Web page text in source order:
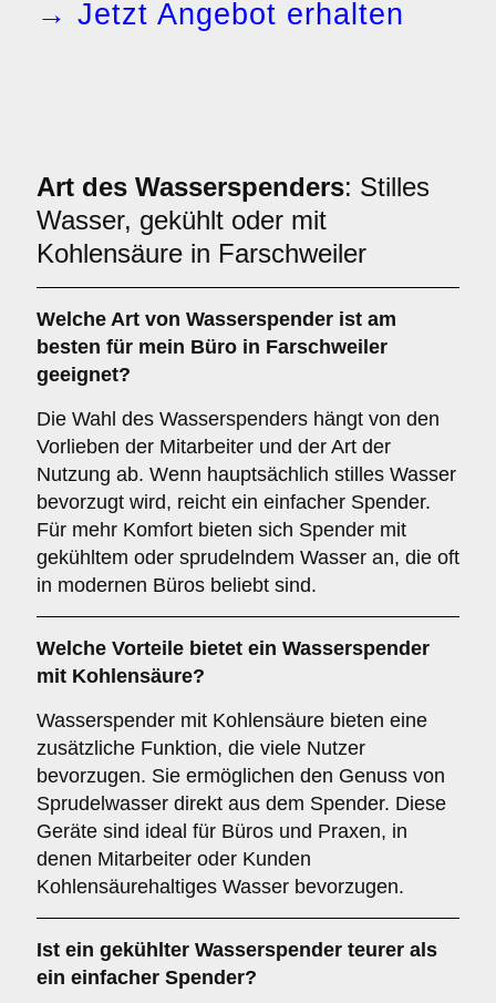
→ Jetzt Angebot erhalten
Art des Wasserspenders: Stilles
Wasser, gekühlt oder mit
Kohlensäure in Farschweiler
Welche Art von Wasserspender ist am
besten für mein Büro in Farschweiler
geeignet?
Die Wahl des Wasserspenders hängt von den
Vorlieben der Mitarbeiter und der Art der
Nutzung ab. Wenn hauptsächlich stilles Wasser
bevorzugt wird, reicht ein einfacher Spender.
Für mehr Komfort bieten sich Spender mit
gekühltem oder sprudelndem Wasser an, die oft
in modernen Büros beliebt sind.
Welche Vorteile bietet ein Wasserspender
mit Kohlensäure?
Wasserspender mit Kohlensäure bieten eine
zusätzliche Funktion, die viele Nutzer
bevorzugen. Sie ermöglichen den Genuss von
Sprudelwasser direkt aus dem Spender. Diese
Geräte sind ideal für Büros und Praxen, in
denen Mitarbeiter oder Kunden
Kohlensäurehaltiges Wasser bevorzugen.
Ist ein gekühlter Wasserspender teurer als
ein einfacher Spender?